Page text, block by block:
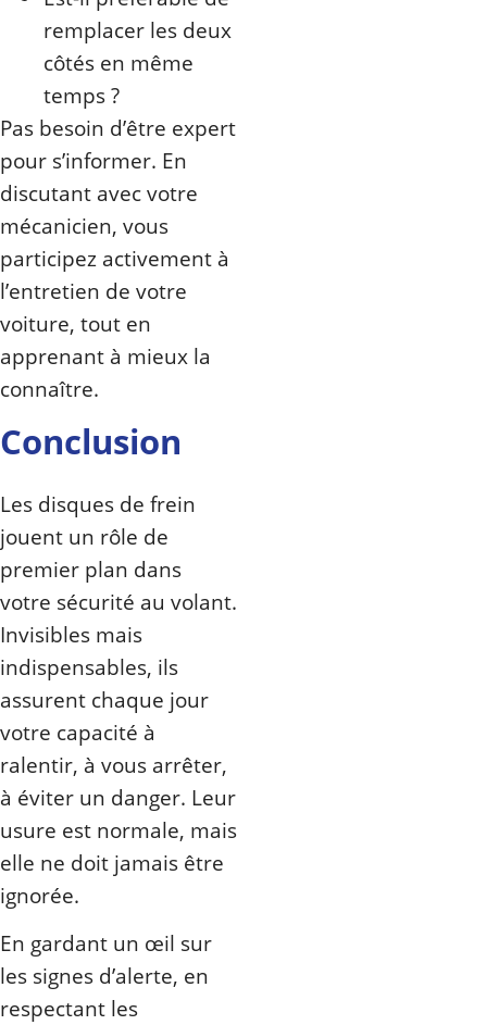
remplacer les deux
côtés en même
temps ?
Pas besoin d’être expert
pour s’informer. En
discutant avec votre
mécanicien, vous
participez activement à
l’entretien de votre
voiture, tout en
apprenant à mieux la
connaître.
Conclusion
Les disques de frein
jouent un rôle de
premier plan dans
votre sécurité au volant.
Invisibles mais
indispensables, ils
assurent chaque jour
votre capacité à
ralentir, à vous arrêter,
à éviter un danger. Leur
usure est normale, mais
elle ne doit jamais être
ignorée.
En gardant un œil sur
les signes d’alerte, en
respectant les